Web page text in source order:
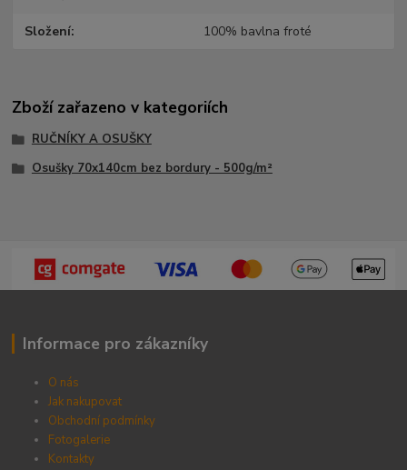
Složení 100% bavlna froté
Zboží zařazeno v kategoriích
RUČNÍKY A OSUŠKY
Osušky 70x140cm bez bordury - 500g/m²
Informace pro zákazníky
O nás
Jak nakupovat
Obchodní podmínky
Fotogalerie
Kontakty